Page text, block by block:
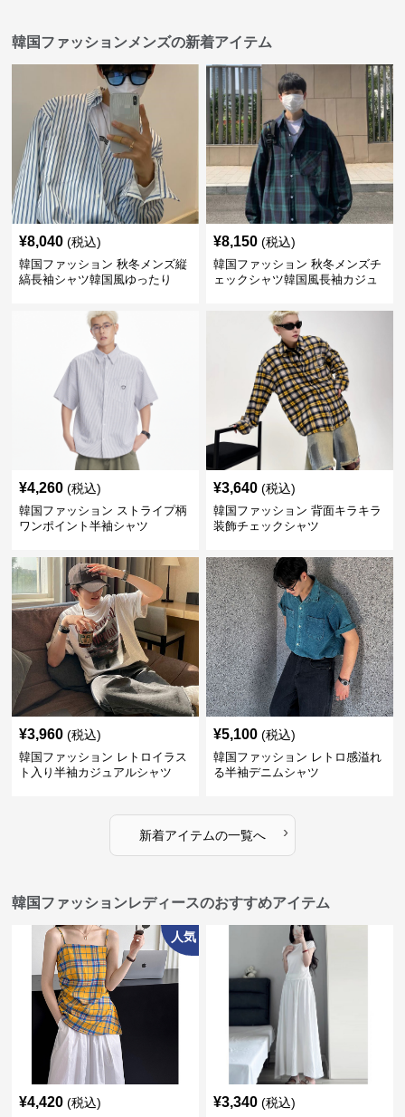
韓国ファッションメンズの新着アイテム
¥8,040 (税込)
韓国ファッション 秋冬メンズ縦
縞長袖シャツ韓国風ゆったり
¥8,150 (税込)
韓国ファッション 秋冬メンズチ
ェックシャツ韓国風長袖カジュ
¥4,260 (税込)
韓国ファッション ストライプ柄
ワンポイント半袖シャツ
¥3,640 (税込)
韓国ファッション 背面キラキラ
装飾チェックシャツ
¥3,960 (税込)
韓国ファッション レトロイラス
ト入り半袖カジュアルシャツ
¥5,100 (税込)
韓国ファッション レトロ感溢れ
る半袖デニムシャツ
新着アイテムの一覧へ ›
韓国ファッションレディースのおすすめアイテム
人気
¥4,420 (税込) ¥3,340 (税込)